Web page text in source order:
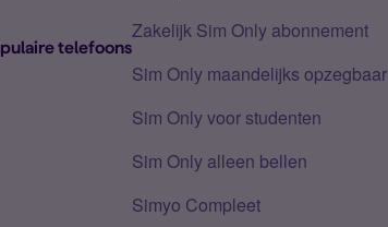
telefoons
Zakelijk Sim Only abonnement
Sim Only maandelijks opzegbaar
Sim Only voor studenten
Sim Only alleen bellen
Simyo Compleet